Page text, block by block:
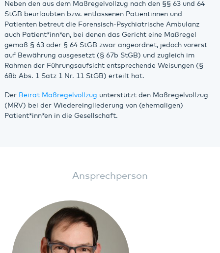
Neben den aus dem Maßregelvollzug nach den §§ 63 und 64
StGB beurlaubten bzw. entlassenen Patientinnen und
Patienten betreut die Forensisch-Psychiatrische Ambulanz
auch Patient*inn*en, bei denen das Gericht eine Maßregel
gemäß § 63 oder § 64 StGB zwar angeordnet, jedoch vorerst
auf Bewährung ausgesetzt (§ 67b StGB) und zugleich im
Rahmen der Führungsaufsicht entsprechende Weisungen (§
68b Abs. 1 Satz 1 Nr. 11 StGB) erteilt hat.
Der Beirat Maßregelvollzug unterstützt den Maßregelvollzug
(MRV) bei der Wiedereingliederung von (ehemaligen)
Patient*inn*en in die Gesellschaft.
Ansprechperson